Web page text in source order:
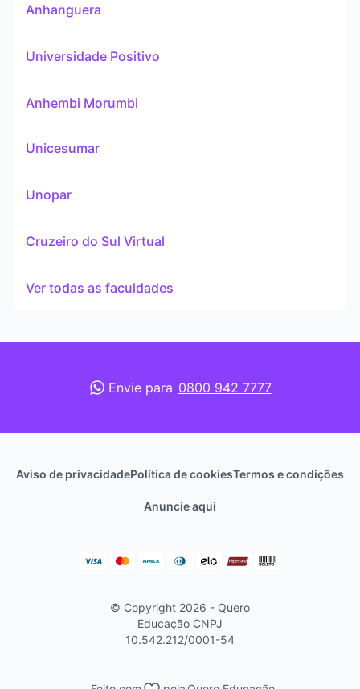
Anhanguera
Universidade Positivo
Anhembi Morumbi
Unicesumar
Unopar
Cruzeiro do Sul Virtual
Ver todas as faculdades
Envie para 0800 942 7777
Aviso de privacidadePolítica de cookiesTermos e condições
Anuncie aqui
© Copyright 2026 - Quero
Educação CNPJ
10.542.212/0001-54